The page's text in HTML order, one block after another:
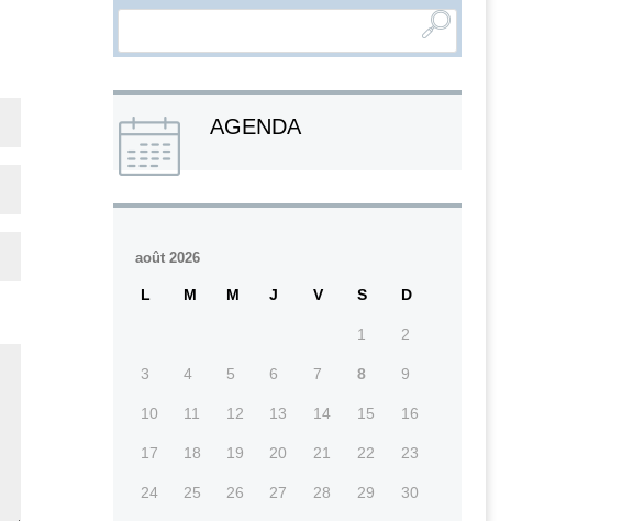
AGENDA
août 2026
L M M J V S D
1 2
3 4 5 6 7 8 9
10 11 12 13 14 15 16
17 18 19 20 21 22 23
24 25 26 27 28 29 30